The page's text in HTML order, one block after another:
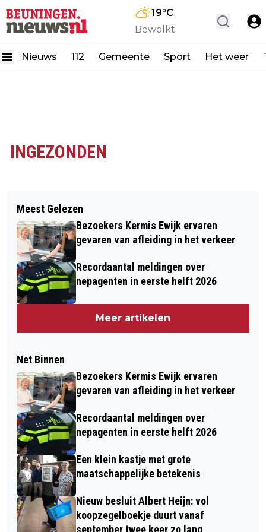
19°C
Bewolkt
Nieuws 112 Gemeente Sport Het weer
INGEZONDEN
Meest Gelezen
Bezoekers Kermis Ewijk ervaren
gevaren van afleiding in het verkeer
Recordaantal meldingen over
nepagenten in eerste helft 2026
Meer artikelen
Net Binnen
Bezoekers Kermis Ewijk ervaren
gevaren van afleiding in het verkeer
Recordaantal meldingen over
nepagenten in eerste helft 2026
Een klein kastje met grote
maatschappelijke betekenis
Nieuw besluit Albert Heijn: vol
koopzegelboekje duurt vanaf
september twee keer zo lang